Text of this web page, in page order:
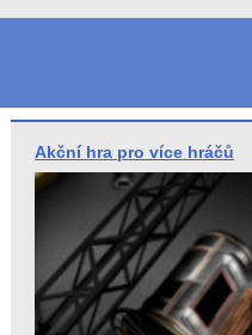
Stahuj.cz
svět
software
tipů
Akční hra pro více hráčů